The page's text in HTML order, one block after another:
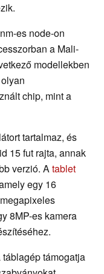
es node-on
a Mali-
modellekben
chip, mint a
tartalmaz, és
15 fut rajta, annak
verzió. Atablet
egy 16
8MP-es kamera
támogatja